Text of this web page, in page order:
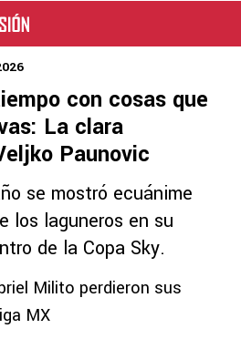
con cosas que
La clara
Paunovic
se mostró ecuánime
los laguneros en su
de la Copa Sky.
Milito perdieron sus
MX